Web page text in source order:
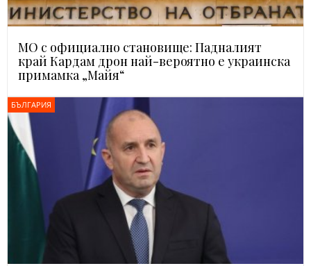
МО с официално становище: Падналият
край Кардам дрон най-вероятно е украинска
примамка „Майя“
БЪЛГАРИЯ